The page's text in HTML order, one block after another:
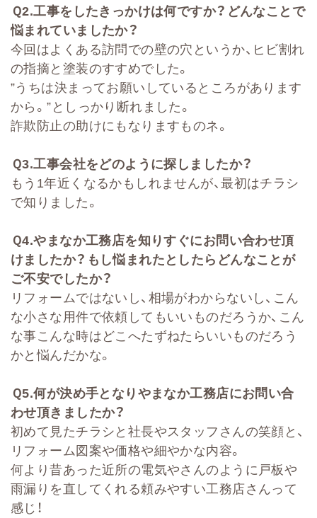
Ｑ2.工事をしたきっかけは何ですか？どんなことで
悩まれていましたか？
今回はよくある訪問での壁の穴というか、ヒビ割れ
の指摘と塗装のすすめでした。
”うちは決まってお願いしているところがあります
から。”としっかり断れました。
詐欺防止の助けにもなりますものネ。
Ｑ3.工事会社をどのように探しましたか？
もう1年近くなるかもしれませんが、最初はチラシ
で知りました。
Ｑ4.やまなか工務店を知りすぐにお問い合わせ頂
けましたか？もし悩まれたとしたらどんなことが
ご不安でしたか？
リフォームではないし、相場がわからないし、こん
な小さな用件で依頼してもいいものだろうか、こん
な事こんな時はどこへたずねたらいいものだろう
かと悩んだかな。
Ｑ5.何が決め手となりやまなか工務店にお問い合
わせ頂きましたか？
初めて見たチラシと社長やスタッフさんの笑顔と、
リフォーム図案や価格や細やかな内容。
何より昔あった近所の電気やさんのように戸板や
雨漏りを直してくれる頼みやすい工務店さんって
感じ！